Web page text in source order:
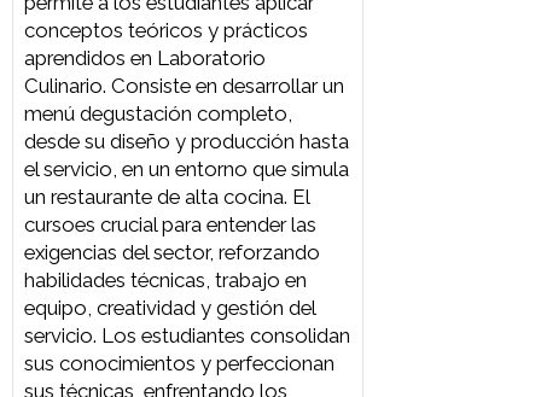
técnicas modernas de alta cocina y
las características de las materias
primas. El objetivo es gestionar esta
información para realzar los
alimentos en sus preparaciones,
considerando su valor nutricional,
funcional y cultural. Se enfatiza la
percepción sensorial y la creatividad
culinaria, enseñando a reconocer
sabores, texturas y nuevas
tecnologías. El curso busca
desarraigar a los estudiantes de
combinaciones culturales